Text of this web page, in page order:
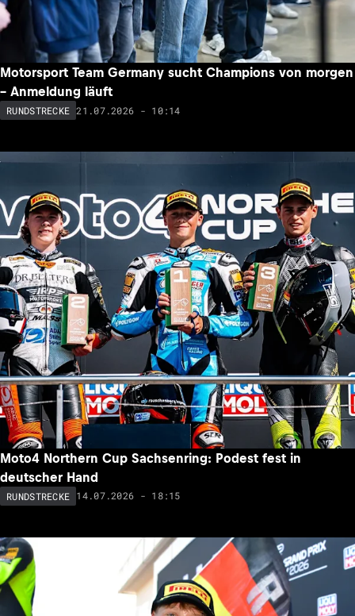
Motorsport Team Germany sucht Champions von morgen
– Anmeldung läuft
RUNDSTRECKE 21.07.2026 - 10:14
Moto4 Northern Cup Sachsenring: Podest fest in
deutscher Hand
RUNDSTRECKE 14.07.2026 - 18:15